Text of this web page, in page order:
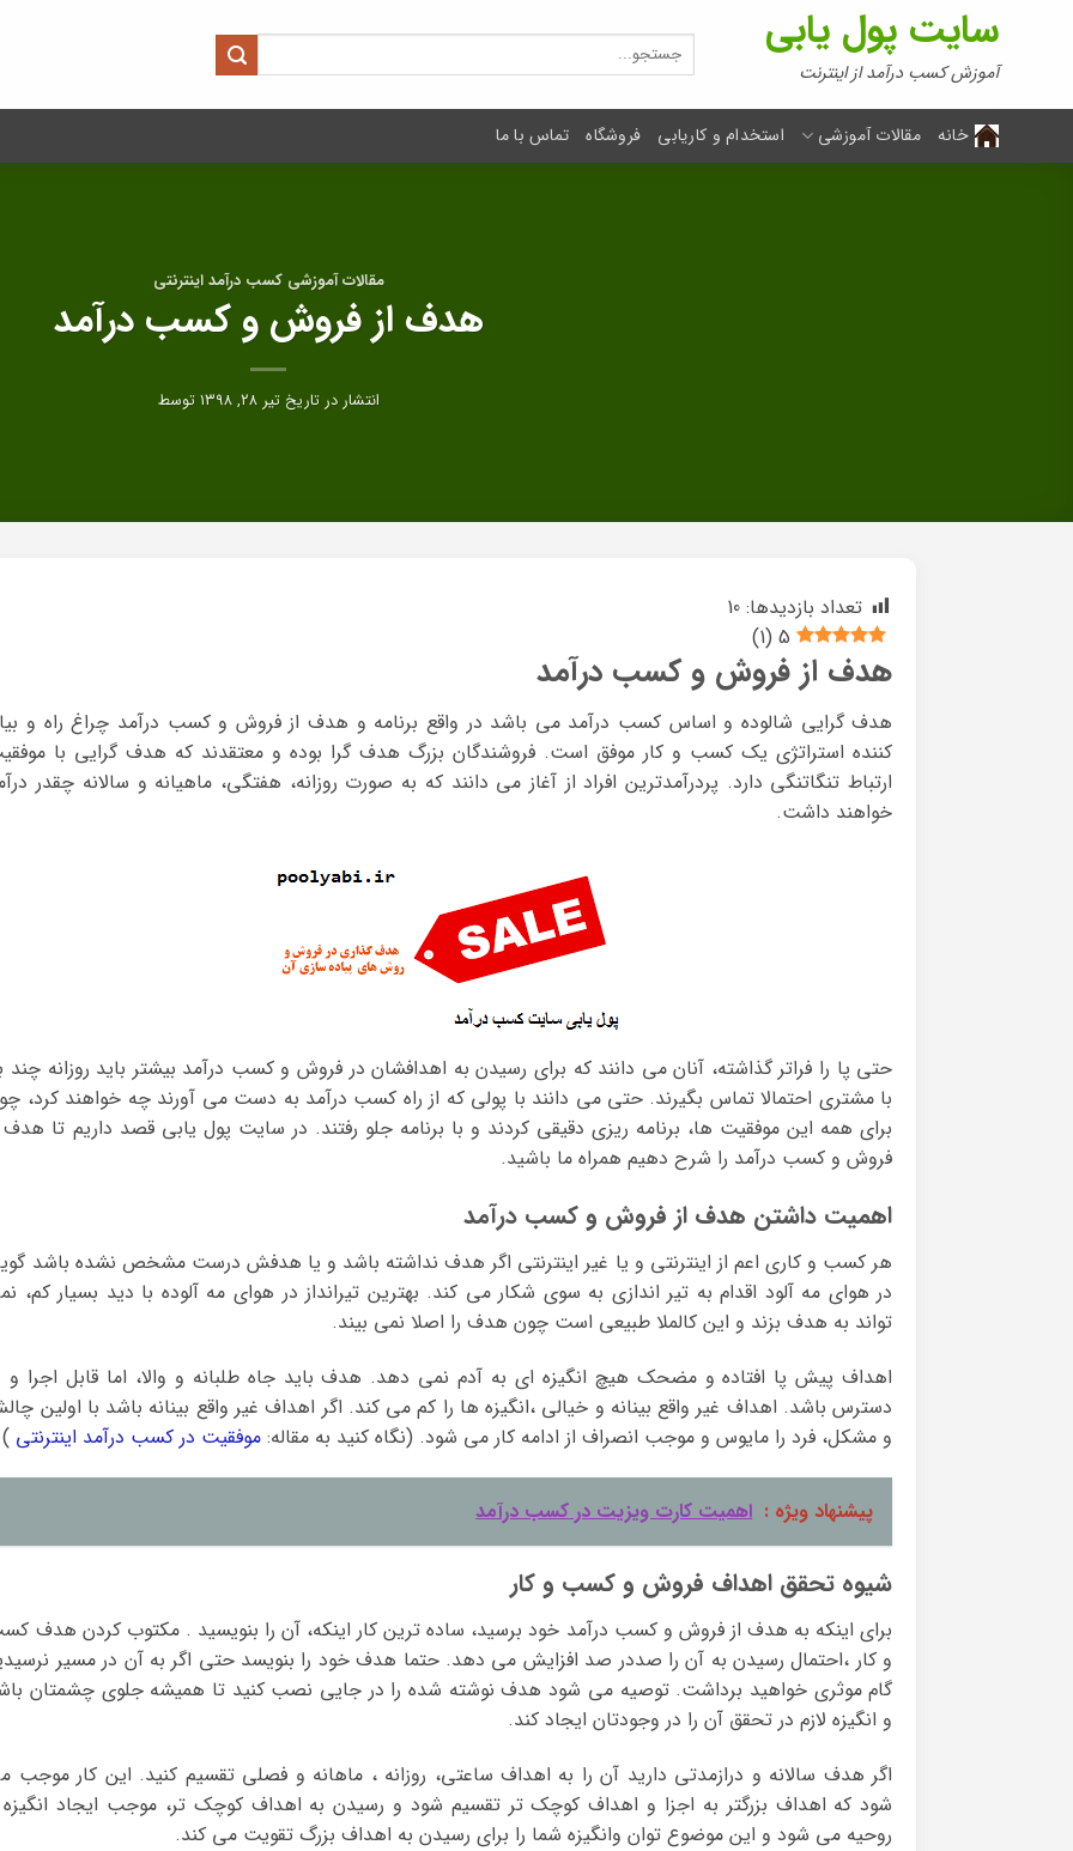
سایت پول یابی
آموزش کسب درآمد از اینترنت
جستجو
برای:
خانه مقالات آموزشی استخدام و کاریابی فروشگاه تماس با ما
مقالات آموزشی کسب درآمد اینترنتی
هدف از فروش و کسب درآمد
انتشار در تاریختیر ۲۸, ۱۳۹۸ توسط
تعداد بازدیدها: 10
5
(
1
)
هدف از فروش و کسب درآمد
هدف گرایی شالوده و اساس کسب درآمد می باشد در واقع برنامه و هدف از فروش و کسب درآمد چراغ راه و
کننده استراتژی یک کسب و کار موفق است. فروشندگان بزرگ هدف گرا بوده و معتقدند که هدف گرایی با
ارتباط تنگاتنگی دارد. پردرآمدترین افراد از آغاز می دانند که به صورت روزانه، هفتگی، ماهیانه و سالانه چقدر
خواهند داشت.
حتی پا را فراتر گذاشته، آنان می دانند که برای رسیدن به اهدافشان در فروش و کسب درآمد بیشتر باید روزانه چند
با مشتری احتمالا تماس بگیرند. حتی می دانند با پولی که از راه کسب درآمد به دست می آورند چه خواهند کرد،
برای همه این موفقیت ها، برنامه ریزی دقیقی کردند و با برنامه جلو رفتند. در سایت پول یابی قصد داریم تا هدف
فروش و کسب درآمد را شرح دهیم همراه ما باشید.
اهمیت داشتن هدف از فروش و کسب درآمد
هر کسب و کاری اعم از اینترنتی و یا غیر اینترنتی اگر هدف نداشته باشد و یا هدفش درست مشخص نشده باشد
در هوای مه آلود اقدام به تیر اندازی به سوی شکار می کند. بهترین تیرانداز در هوای مه آلوده با دید بسیار کم،
تواند به هدف بزند و این کالملا طبیعی است چون هدف را اصلا نمی بیند.
اهداف پیش پا افتاده و مضحک هیچ انگیزه ای به آدم نمی دهد. هدف باید جاه طلبانه و والا، اما قابل اجرا و
دسترس باشد. اهداف غیر واقع بینانه و خیالی ،انگیزه ها را کم می کند. اگر اهداف غیر واقع بینانه باشد با اولین
و مشکل، فرد را مایوس و موجب انصراف از ادامه کار می شود. (نگاه کنید به مقاله: موفقیت در کسب درآمد اینترنتی )
پیشنهاد ویژه : اهمیت کارت ویزیت در کسب درآمد
شیوه تحقق اهداف فروش و کسب و کار
برای اینکه به هدف از فروش و کسب درآمد خود برسید، ساده ترین کار اینکه، آن را بنویسید . مکتوب کردن هدف
و کار ،احتمال رسیدن به آن را صددر صد افزایش می دهد. حتما هدف خود را بنویسد حتی اگر به آن در مسیر
گام موثری خواهید برداشت. توصیه می شود هدف نوشته شده را در جایی نصب کنید تا همیشه جلوی چشمتان
و انگیزه لازم در تحقق آن را در وجودتان ایجاد کند.
اگر هدف سالانه و درازمدتی دارید آن را به اهداف ساعتی، روزانه ، ماهانه و فصلی تقسیم کنید. این کار موجب
شود که اهداف بزرگتر به اجزا و اهداف کوچک تر تقسیم شود و رسیدن به اهداف کوچک تر، موجب ایجاد
روحیه می شود و این موضوع توان وانگیزه شما را برای رسیدن به اهداف بزرگ تقویت می کند.